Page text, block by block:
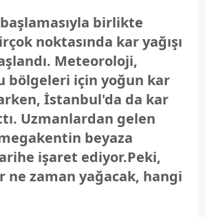
başlamasıyla birlikte
noktasında kar yağışı
Meteoroloji,
bölgeleri için yoğun kar
İstanbul'da da kar
Uzmanlardan gelen
beyaza
işaret ediyor.Peki,
ne zaman yağacak, hangi